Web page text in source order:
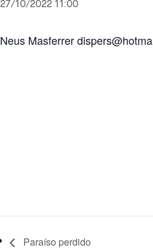
27/10/2022 11:00
Neus Masferrer
Paraíso perdido